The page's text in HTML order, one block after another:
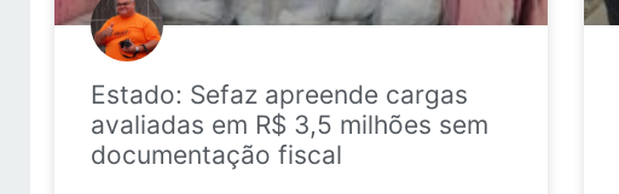
Estado: Sefaz apreende cargas
avaliadas em R$ 3,5 milhões sem
documentação fiscal